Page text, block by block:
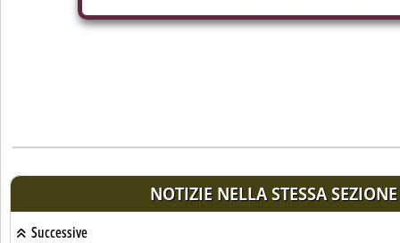
NOTIZIE NELLA STESSA SEZIONE
Successive